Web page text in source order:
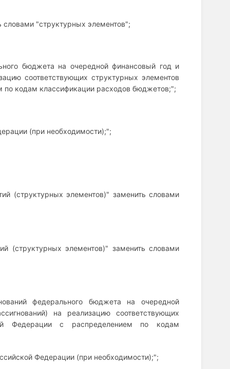
словами "структурных элементов";
бюджета на очередной финансовый год и
соответствующих структурных элементов
по кодам классификации расходов бюджетов;";
(при необходимости);";
(структурных элементов)" заменить словами
(структурных элементов)" заменить словами
федерального бюджета на очередной
на реализацию соответствующих
Федерации с распределением по кодам
Федерации (при необходимости);";